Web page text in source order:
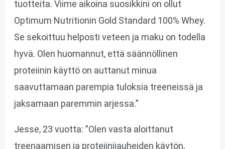
tuotteita. Viime aikoina suosikkini on ollut
Optimum Nutritionin Gold Standard 100% Whey.
Se sekoittuu helposti veteen ja maku on todella
hyvä. Olen huomannut, että säännöllinen
proteiinin käyttö on auttanut minua
saavuttamaan parempia tuloksia treeneissä ja
jaksamaan paremmin arjessa.”
Jesse, 23 vuotta: ”Olen vasta aloittanut
treenaamisen ja proteiinijauheiden käytön,